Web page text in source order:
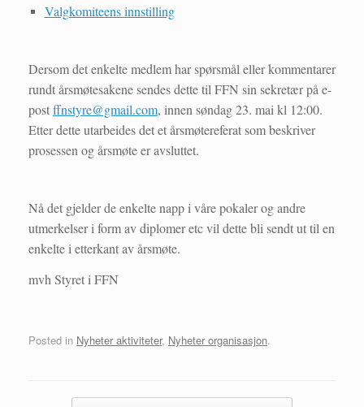
Valgkomiteens innstilling
Dersom det enkelte medlem har spørsmål eller kommentarer
rundt årsmøtesakene sendes dette til FFN sin sekretær på e-
postffnstyre@gmail.com, innen søndag 23. mai kl 12:00.
Etter dette utarbeides det et årsmøtereferat som beskriver
prosessen og årsmøte er avsluttet.
Nå det gjelder de enkelte napp i våre pokaler og andre
utmerkelser i form av diplomer etc vil dette bli sendt ut til en
enkelte i etterkant av årsmøte.
mvh Styret i FFN
Posted in Nyheter aktiviteter, Nyheter organisasjon.